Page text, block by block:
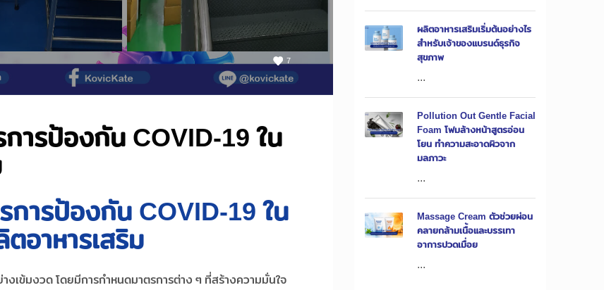
7
ารป้องกัน COVID-19 ใน
ารป้องกัน COVID-19 ใน
อาหารเสริม
เข้มงวด โดยมีการกำหนดมาตรการต่าง ๆ ที่สร้างความมั่นใจ
ผลิตอาหารเสริมเริ่มต้นอย่างไร
สำหรับเจ้าของแบรนด์ธุรกิจ
สุขภาพ
...
Pollution Out Gentle Facial
Foam โฟมล้างหน้าสูตรอ่อน
โยน ทำความสะอาดผิวจาก
มลภาวะ
...
Massage Cream ตัวช่วยผ่อน
คลายกล้ามเนื้อและบรรเทา
อาการปวดเมื่อย
...